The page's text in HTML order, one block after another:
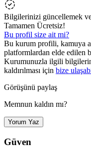
Bilgilerinizi güncellemek
Tamamen Ücretsiz!
Bu profil size ait mi?
Bu kurum profili, kamuya
platformlardan elde edilen
Kurumunuzla ilgili
kaldırılması için bize
Görüşünü paylaş
Memnun kaldın mı?
Yorum Yaz
Güven